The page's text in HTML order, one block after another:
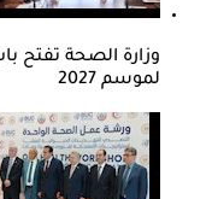
وزارة الصحة تفتح
لموسم 2027